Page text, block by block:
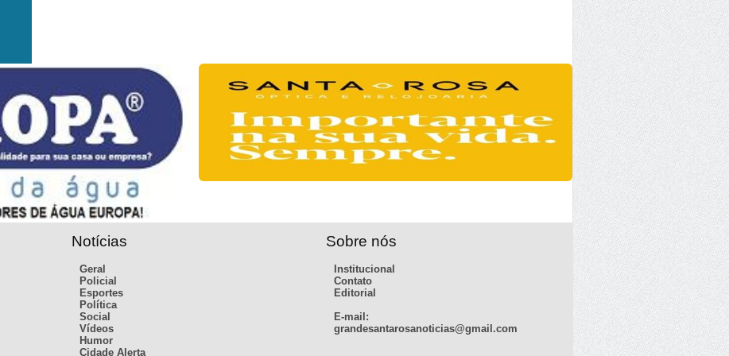
Notícias
Geral
Policial
Esportes
Política
Social
Vídeos
Humor
Cidade Alerta
Sobre nós
Institucional
Contato
Editorial
E-mail:
grandesantarosanoticias@gmail.com